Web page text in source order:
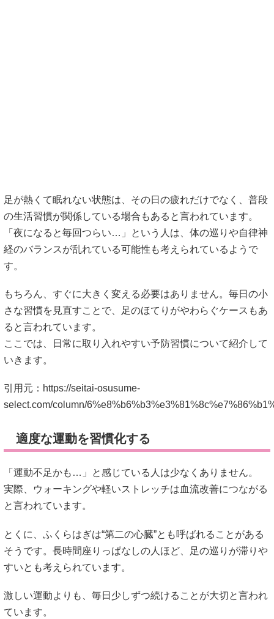
さな習慣を見直すことで、足のほてりがやわらぐケースもあ
ると言われています。
ここでは、日常に取り入れやすい予防習慣について紹介して
いきます。
引用元：
select.com/column/
適度な運動を習慣化する
「運動不足かも…」と感じている人は少なくありません。
と言われています。
そうです。長時間座りっぱなしの人ほど、足の巡りが滞りや
すいとも考えられています。
激しい運動よりも、毎日少しずつ続けることが大切と言われ
ています。
自律神経を整える
足のほてりは、自律神経の乱れと関係するケースもあるよう
そのため、睡眠リズムを整えることが重要と言われていま
す。